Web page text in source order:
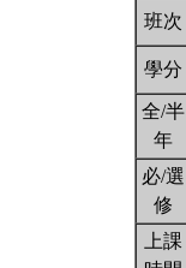
班次
學分
全/半
年
必/選
修
上課